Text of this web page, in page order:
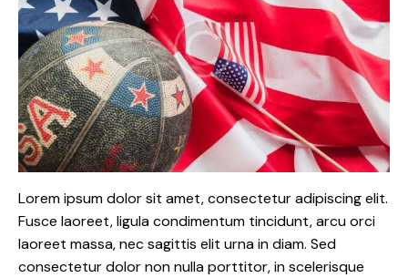
Lorem ipsum dolor sit amet, consectetur adipiscing elit.
Fusce laoreet, ligula condimentum tincidunt, arcu orci
laoreet massa, nec sagittis elit urna in diam. Sed
consectetur dolor non nulla porttitor, in scelerisque